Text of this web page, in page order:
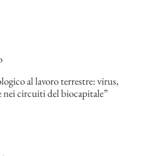
al lavoro terrestre: virus,
nei circuiti del biocapitale”